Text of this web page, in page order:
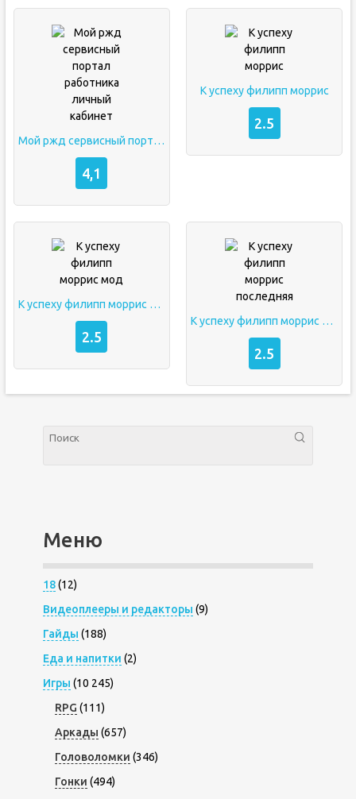
Мой ржд сервисный портал работника личный кабинет
4,1
К успеху филипп моррис
2.5
К успеху филипп моррис мод
2.5
К успеху филипп моррис последняя
2.5
Меню
18(12)
Видеоплееры и редакторы (9)
Гайды (188)
Еда и напитки (2)
Игры (10 245)
RPG (111)
Аркады (657)
Головоломки (346)
Гонки (494)